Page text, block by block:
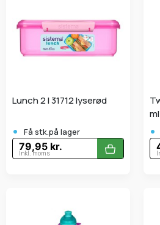
Lunch 2 l 31712 lyserød
• Få stk.på lager
79,95 kr.
Inkl. moms
Twist n sip squeeze 620
•